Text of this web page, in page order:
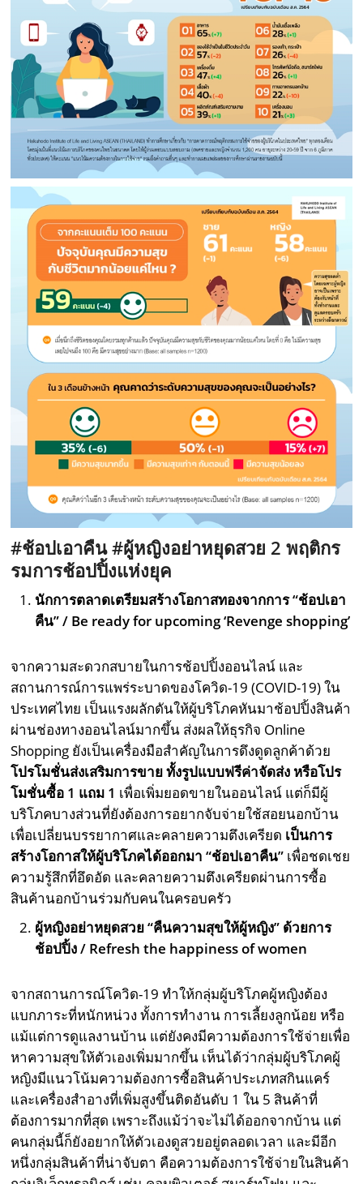
#ช้อปเอาคืน #ผู้หญิงอย่าหยุดสวย 2พฤติกร
รมการช้อปปิ้งแห่งยุค
นักการตลาดเตรียมสร้างโอกาสทองจากการ “ช้อปเอา
คืน” / Be ready for upcoming ‘Revenge shopping’
จากความสะดวกสบายในการช้อปปิ้งออนไลน์ และ
สถานการณ์การแพร่ระบาดของโควิด-19 (COVID-19) ใน
ประเทศไทย เป็นแรงผลักดันให้ผู้บริโภคหันมาช้อปปิ้งสินค้า
ผ่านช่องทางออนไลน์มากขึ้น ส่งผลให้ธุรกิจ Online
Shopping ยังเป็นเครื่องมือสำคัญในการดึงดูดลูกค้าด้วย
โปรโมชั่นส่งเสริมการขาย ทั้งรูปแบบฟรีค่าจัดส่ง หรือโปร
โมชั่นซื้อ 1 แถม 1 เพื่อเพิ่มยอดขายในออนไลน์ แต่ก็มีผู้
บริโภคบางส่วนที่ยังต้องการอยากจับจ่ายใช้สอยนอกบ้าน
เพื่อเปลี่ยนบรรยากาศและคลายความตึงเครียด เป็นการ
สร้างโอกาสให้ผู้บริโภคได้ออกมา “ช้อปเอาคืน” เพื่อชดเชย
ความรู้สึกที่อึดอัด และคลายความตึงเครียดผ่านการซื้อ
สินค้านอกบ้านร่วมกับคนในครอบครัว
ผู้หญิงอย่าหยุดสวย “คืนความสุขให้ผู้หญิง” ด้วยการ
ช้อปปิ้ง / Refresh the happiness of women
จากสถานการณ์โควิด-19 ทำให้กลุ่มผู้บริโภคผู้หญิงต้อง
แบกภาระที่หนักหน่วง ทั้งการทำงาน การเลี้ยงลูกน้อย หรือ
แม้แต่การดูแลงานบ้าน แต่ยังคงมีความต้องการใช้จ่ายเพื่อ
หาความสุขให้ตัวเองเพิ่มมากขึ้น เห็นได้ว่ากลุ่มผู้บริโภคผู้
หญิงมีแนวโน้มความต้องการซื้อสินค้าประเภทสกินแคร์
และเครื่องสำอางที่เพิ่มสูงขึ้นติดอันดับ 1 ใน 5 สินค้าที่
ต้องการมากที่สุด เพราะถึงแม้ว่าจะไม่ได้ออกจากบ้าน แต่
คนกลุ่มนี้ก็ยังอยากให้ตัวเองดูสวยอยู่ตลอดเวลา และมีอีก
หนึ่งกลุ่มสินค้าที่น่าจับตา คือความต้องการใช้จ่ายในสินค้า